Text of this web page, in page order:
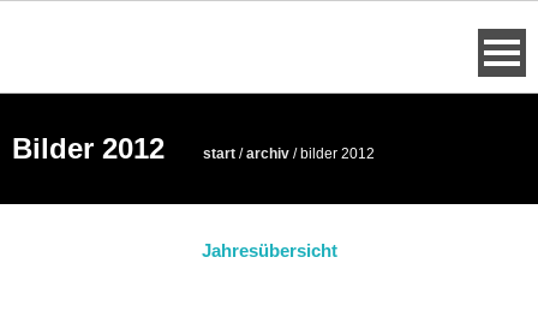
Bilder 2012 start /archiv / bilder 2012
Jahresübersicht